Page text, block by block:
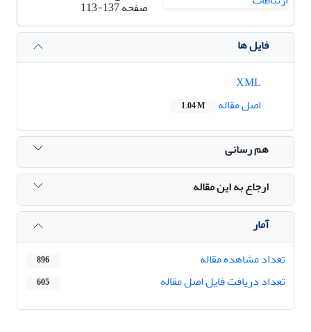
صفحه113-137
فایل ها
اصل مقاله
1.04 M
هم رسانی
ارجاع به این مقاله
آمار
تعداد مشاهده مقاله
896
تعداد دریافت فایل اصل مقاله 605